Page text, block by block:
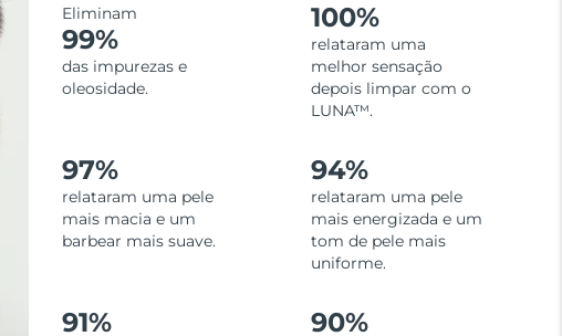
Eliminam
99%
das impurezas e
oleosidade.
100%
relataram uma
melhor sensação
depois limpar com o
LUNA™.
97%
relataram uma pele
mais macia e um
barbear mais suave.
94%
relataram uma pele
mais energizada e um
tom de pele mais
uniforme.
91% 90%